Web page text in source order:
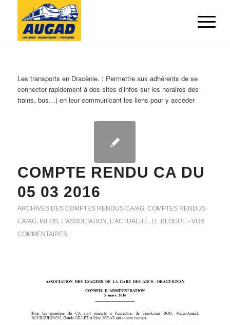
Les transports en Dracènie. : Permettre aux adhérents de se
connecter rapidement à des sites d’infos sur les horaires des
trains, bus…) en leur communicant les liens pour y accéder
COMPTE RENDU CA DU
05 03 2016
ARCHIVES DES COMPTES RENDUS CA/AG, COMPTES RENDUS
CA/AG, INFOS, L'ASSOCIATION , L’ACTUALITÉ, LE BLOGUE - VOS
COMMENTAIRES